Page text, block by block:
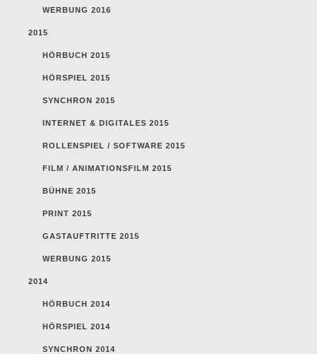
WERBUNG 2016
2015
HÖRBUCH 2015
HÖRSPIEL 2015
SYNCHRON 2015
INTERNET & DIGITALES 2015
ROLLENSPIEL / SOFTWARE 2015
FILM / ANIMATIONSFILM 2015
BÜHNE 2015
PRINT 2015
GASTAUFTRITTE 2015
WERBUNG 2015
2014
HÖRBUCH 2014
HÖRSPIEL 2014
SYNCHRON 2014